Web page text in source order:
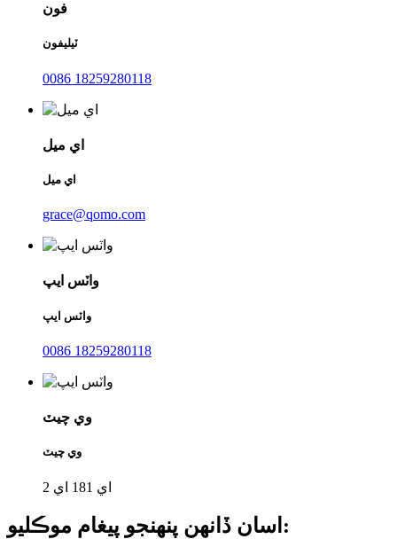
فون
ٽيليفون
0086 18259280118
اي ميل
اي ميل
grace@qomo.com
واٽس ايپ
واٽس ايپ
0086 18259280118
وي چيٽ
وي چيٽ
اي 181 اي 2
اسان ڏانهن پنهنجو پيغام موڪليو: